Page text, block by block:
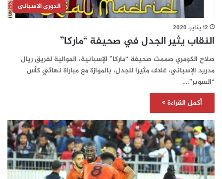
الدورى الاسبانى
12 يناير، 2020
النقاب يثير الجدل في صحيفة “ماركا”
صلاح الكومري صممت صحيفة “ماركا” الإسبانية، الموالية لفريق ريال
مدريد الإسباني، غلاف مثيرا للجدل، بالموازة مع مباراة نهائي كأس
“السوبر”،…
أكمل القراءة »